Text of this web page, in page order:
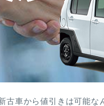
古車から値引きは可能な